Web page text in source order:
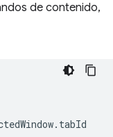
de contenido,
. tabId